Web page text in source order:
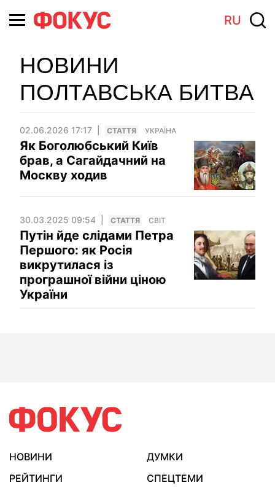
RU
НОВИНИ
ПОЛТАВСЬКА БИТВА
02.06.2026 17:17 СТАТТЯ УКРАЇНА
Як Боголюбський Київ
брав, а Сагайдачний на
Москву ходив
30.03.2025 09:54 СТАТТЯ СВІТ
Путін йде слідами Петра
Першого: як Росія
викрутилася із
програшної війни ціною
України
НОВИНИ
ДУМКИ
РЕЙТИНГИ
СПЕЦТЕМИ